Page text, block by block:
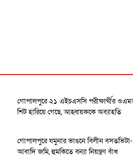
গোপালপুরে ২১ এইচএসসি পরীক্ষার্থীর
শিট হারিয়ে গেছে, আহ্বায়ককে অব্যাহতি
গোপালপুরে যমুনার ভাঙনে বিলীন বসতভিটা-
আবাদি জমি, হুমকিতে বন্যা নিয়ন্ত্রণ বাঁধ